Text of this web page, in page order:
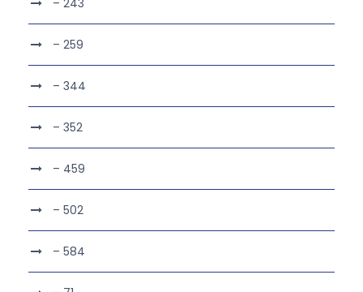
– 243
– 259
– 344
– 352
– 459
– 502
– 584